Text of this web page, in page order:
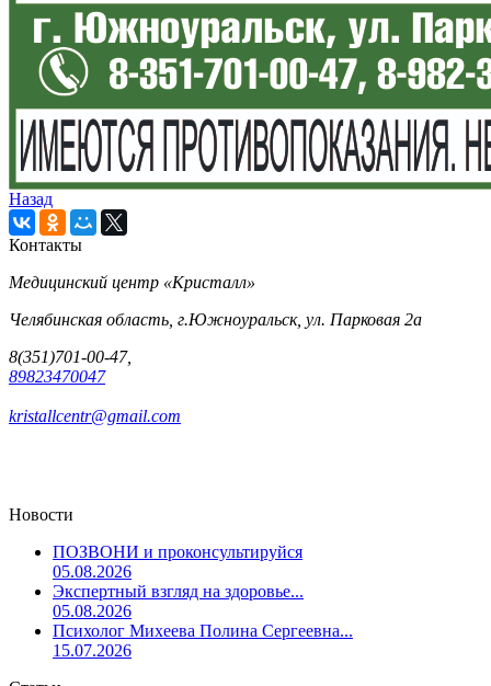
Назад
Контакты
Медицинский центр «Кристалл»
Челябинская область, г.Южноуральск, ул. Парковая 2а
8(351)701-00-47,
89823470047
kristallcentr@gmail.com
Новости
ПОЗВОНИ и проконсультируйся
05.08.2026
Экспертный взгляд на здоровье...
05.08.2026
Психолог Михеева Полина Сергеевна...
15.07.2026